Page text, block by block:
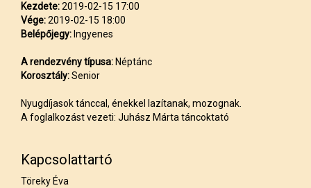
Kezdete:2019-02-15 17:00
Vége:2019-02-15 18:00
Belépőjegy: Ingyenes
A rendezvény típusa: Néptánc
Korosztály:Senior
Nyugdíjasok tánccal, énekkel lazítanak, mozognak.
A foglalkozást vezeti: Juhász Márta táncoktató
Kapcsolattartó
Töreky Éva